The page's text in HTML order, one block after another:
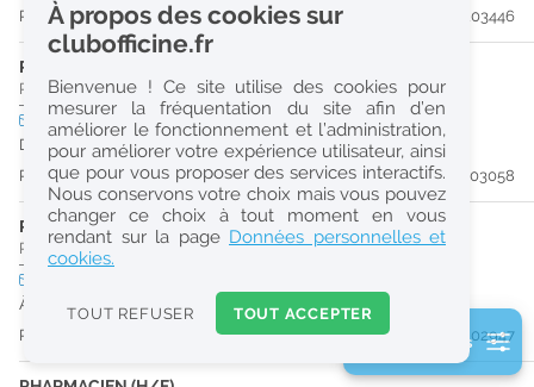
Réinitialiser
2
0
k
Consulter les offres de la France d'outre-mer
Publiée il y a 13 jour(s)
#203446
PHARMACIEN (H/F)
Pharmacie d'Officine|52100 Saint-Dizier
temps plein
Dès que possible
Publiée il y a 18 jour(s)
#203058
PHARMACIEN (H/F)
Pharmacie d'Officine 52100 Saint-Dizier
À partir du 31/08/26
Publiée il y a 20 jour(s)
#202947
2 filtre(s) actifs
À propos des cookies sur
clubofficine.fr
Bienvenue ! Ce site utilise des cookies pour
mesurer la fréquentation du site afin d’en
améliorer le fonctionnement et l’administration,
pour améliorer votre expérience utilisateur, ainsi
que pour vous proposer des services interactifs.
Nous conservons votre choix mais vous pouvez
changer ce choix à tout moment en vous
rendant sur la page Données personnelles et
cookies.
TOUT REFUSER TOUT ACCEPTER